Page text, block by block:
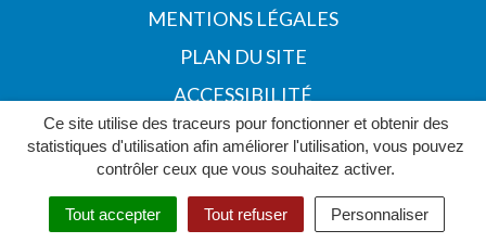
Ce site utilise des traceurs pour fonctionner et obtenir des
statistiques d'utilisation afin améliorer l'utilisation, vous pouvez
contrôler ceux que vous souhaitez activer.
Tout accepter Tout refuser Personnaliser
MENTIONS LÉGALES
PLAN DU SITE
ACCESSIBILITÉ
POLITIQUE DE CONFIDENTIALITÉ